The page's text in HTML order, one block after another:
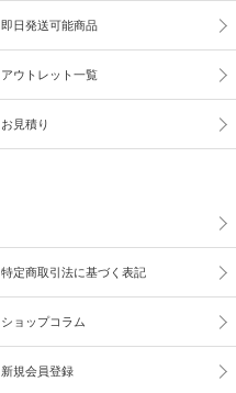
即日発送可能商品
アウトレット一覧
お見積り
特定商取引法に基づく表記
ショップコラム
新規会員登録